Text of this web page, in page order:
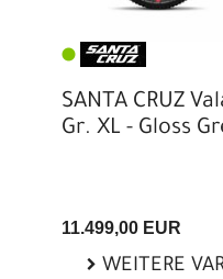
SANTA CRUZ
Gr. XL - Gloss
11.499,00 EUR
WEITERE